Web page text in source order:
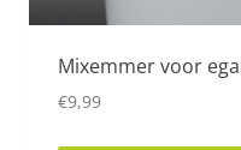
Mixemmer voor
€9,99